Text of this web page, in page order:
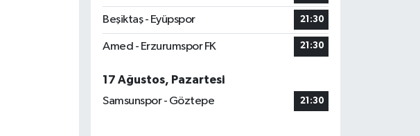
Beşiktaş - Eyüpspor 21:30
Amed - Erzurumspor FK 21:30
17 Ağustos, Pazartesi
Samsunspor - Göztepe
21:30